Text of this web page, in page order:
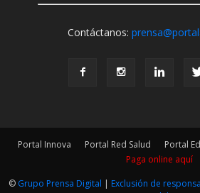
Contáctanos:
Portal Innova Portal Red Salud Portal
Paga online aquí
© Grupo Prensa Digital Exclusión de